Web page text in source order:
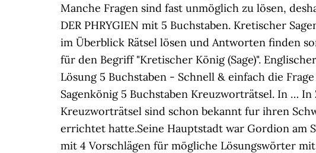
Manche Fragen sind fast unmöglich zu lösen,
DER PHRYGIEN mit 5 Buchstaben. Kretischer
im Überblick Rätsel lösen und Antworten finden
für den Begriff "Kretischer König (Sage)".
Lösung 5 Buchstaben - Schnell & einfach die
Sagenkönig 5 Buchstaben Kreuzworträtsel. In …
Kreuzworträtsel sind schon bekannt fur ihren
errichtet hatte.Seine Hauptstadt war Gordion am
mit 4 Vorschlägen für mögliche Lösungswörter